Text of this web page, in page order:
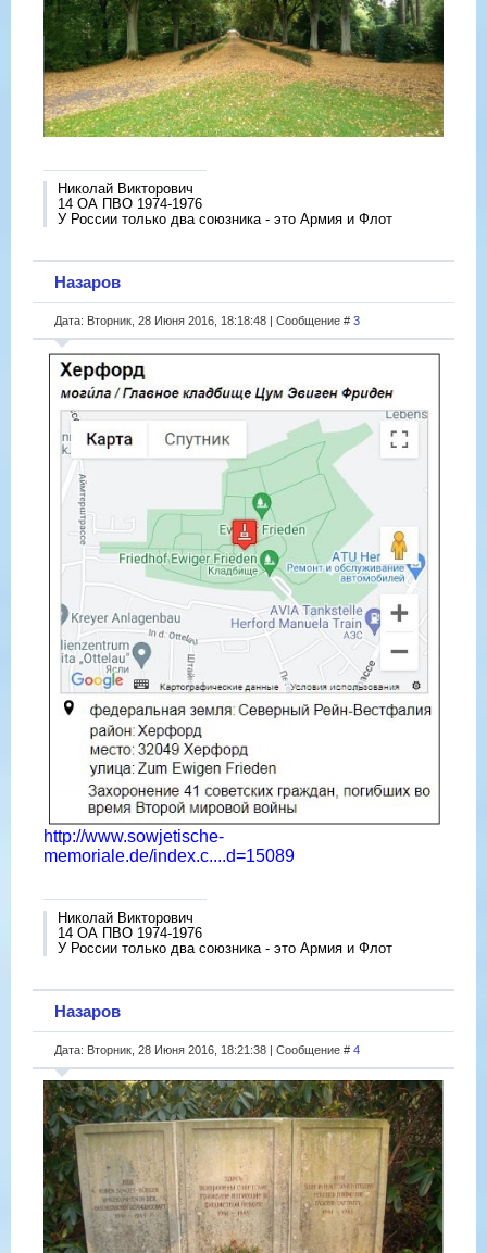
Николай Викторович
14 ОА ПВО 1974-1976
У России только два союзника - это Армия и Флот
Назаров
Дата: Вторник, 28 Июня 2016, 18:18:48 | Сообщение # 3
http://www.sowjetische-
memoriale.de/index.c....d=15089
Николай Викторович
14 ОА ПВО 1974-1976
У России только два союзника - это Армия и Флот
Назаров
Дата: Вторник, 28 Июня 2016, 18:21:38 | Сообщение # 4